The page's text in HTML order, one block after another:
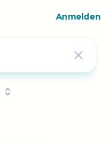
Anmelden